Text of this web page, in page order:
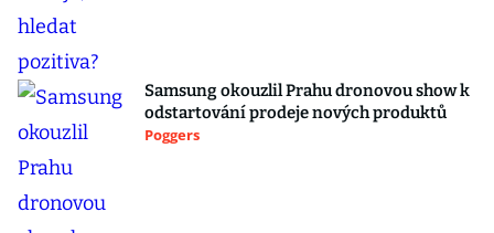
Samsung okouzlil Prahu dronovou show k
odstartování prodeje nových produktů
Poggers